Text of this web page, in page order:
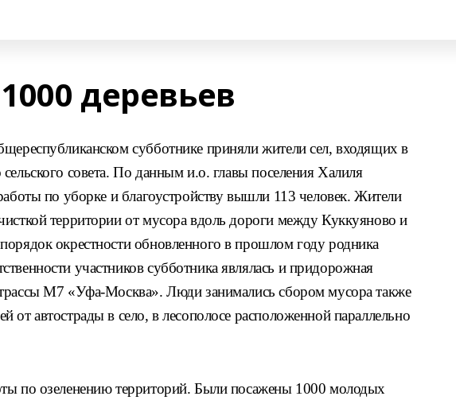
деревьев
субботнике приняли жители сел, входящих в
сельского совета. По данным и.о. главы поселения Халиля
по уборке и благоустройству вышли 113 человек. Жители
территории от мусора вдоль дороги между Куккуяново и
окрестности обновленного в прошлом году родника
участников субботника являлась и придорожная
М7 «Уфа-Москва». Люди занимались сбором мусора также
от автострады в село, в лесополосе расположенной параллельно
по озеленению территорий. Были посажены 1000 молодых